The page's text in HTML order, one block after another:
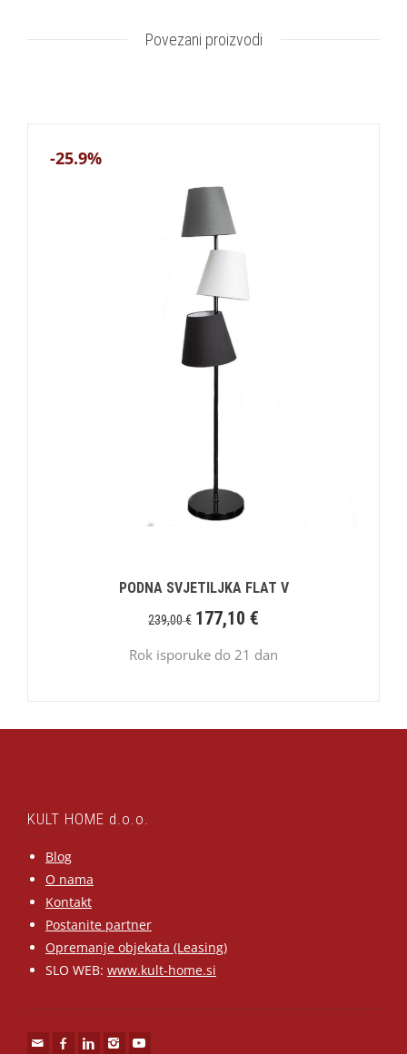
Povezani proizvodi
-25.9%
PODNA SVJETILJKA FLAT V
239,00€ 177,10 €
Rok isporuke do 21 dan
KULT HOME d.o.o.
Blog
O nama
Kontakt
Postanite partner
Opremanje objekata (Leasing)
SLO WEB: www.kult-home.si